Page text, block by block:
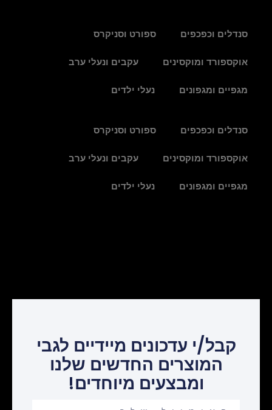
סנדלים וכפכפים ספורט וסניקרס
אוקספורד ומוקסינים עקבים ונעלי ערב
מגפיים ומגפונים נעלי ילדים
סנדלים וכפכפים ספורט וסניקרס
אוקספורד ומוקסינים עקבים ונעלי ערב
מגפיים ומגפונים נעלי ילדים
קבל/י עדכונים מיידיים לגבי
המוצרים החדשים שלנו
ומבצעים מיוחדים!